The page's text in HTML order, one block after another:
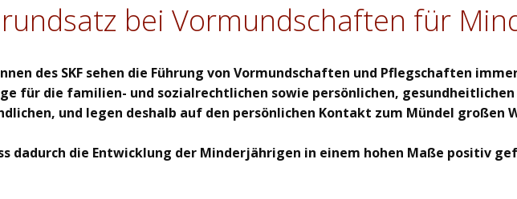
bei Vormundschaften für
des SKF sehen die Führung von Vormundschaften und Pflegschaften
für die familien- und sozialrechtlichen sowie persönlichen, gesundheitlichen
und legen deshalb auf den persönlichen Kontakt zum Mündel großen
dadurch die Entwicklung der Minderjährigen in einem hohen Maße positiv